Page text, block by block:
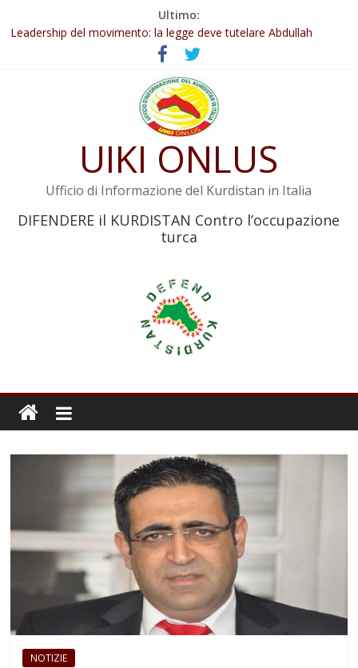
Ultimo:
Abdullah Öcalan: Le legge negativa deve essere trasformata in
legge positiva
Leadership del movimento: la legge deve tutelare Abdullah
Commissione donne del KNK: Şengal è di nuovo sotto minaccia
Non tenere conto della situazione di Rêber Apo ostacolerebbe
Il KNK chiede un’azione internazionale contro i crimini di guerra
UIKI ONLUS
Ufficio di Informazione del Kurdistan in Italia
DIFENDERE il KURDISTAN Contro l’occupazione
turca
NOTIZIE